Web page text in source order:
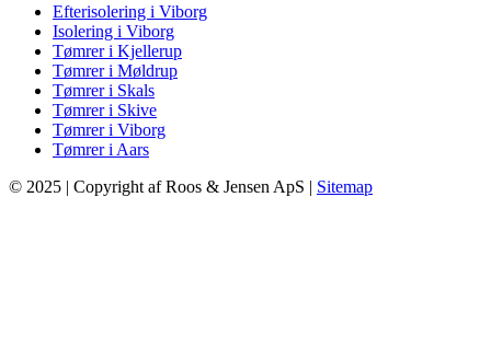
Efterisolering i Viborg
Isolering i Viborg
Tømrer i Kjellerup
Tømrer i Møldrup
Tømrer i Skals
Tømrer i Skive
Tømrer i Viborg
Tømrer i Aars
© 2025 | Copyright af Roos & Jensen ApS | Sitemap